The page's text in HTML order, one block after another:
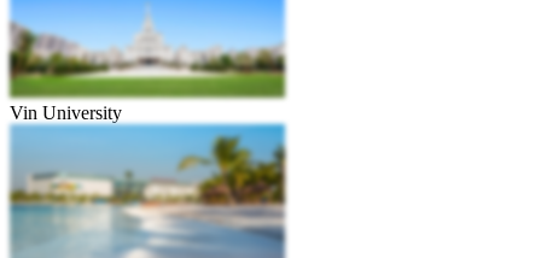
Vin University